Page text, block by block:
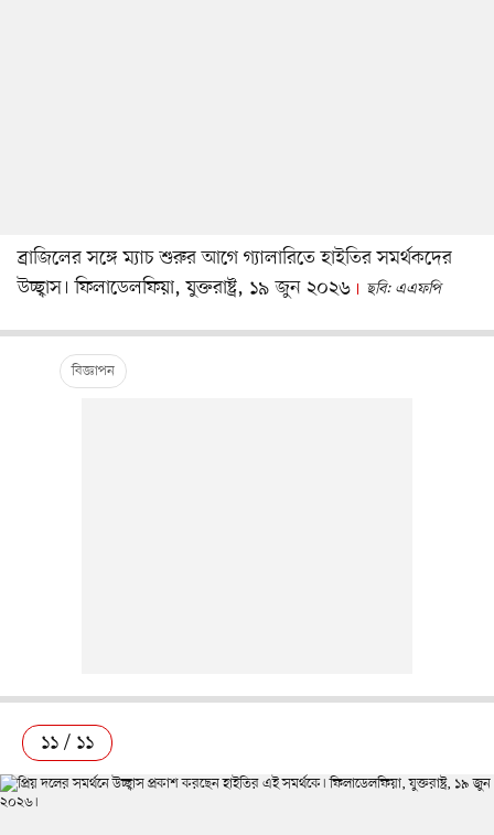
ব্রাজিলের সঙ্গে ম্যাচ শুরুর আগে গ্যালারিতে হাইতির সমর্থকদের
উচ্ছ্বাস। ফিলাডেলফিয়া, যুক্তরাষ্ট্র, ১৯ জুন ২০২৬
ছবি: এএফপি
১১ / ১১